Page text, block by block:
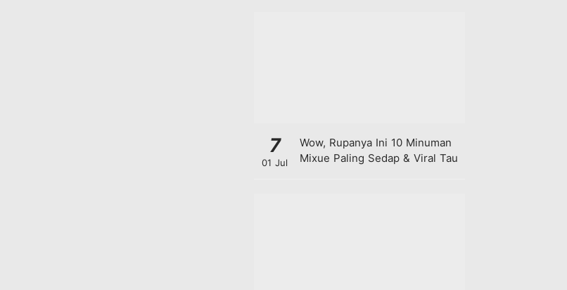
7
01 Jul
Wow, Rupanya Ini 10 Minuman
Mixue Paling Sedap & Viral Tau